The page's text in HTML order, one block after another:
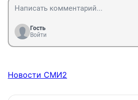
Гость
Войти
Новости СМИ2